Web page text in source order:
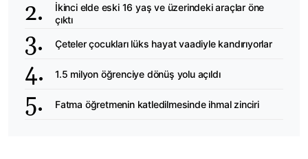
İkinci elde eski 16 yaş ve üzerindeki araçlar öne
çıktı
Çeteler çocukları lüks hayat vaadiyle kandırıyorlar
1.5 milyon öğrenciye dönüş yolu açıldı
Fatma öğretmenin katledilmesinde ihmal zinciri